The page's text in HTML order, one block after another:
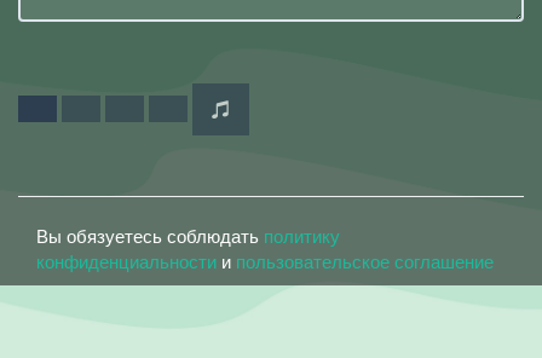
Вы обязуетесь соблюдать политику
конфиденциальности и пользовательское соглашение